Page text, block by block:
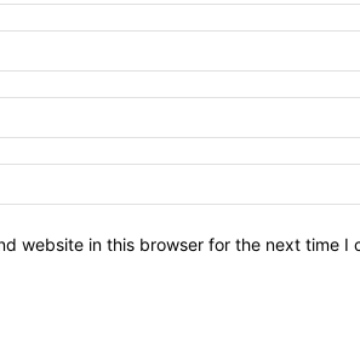
website in this browser for the next time I